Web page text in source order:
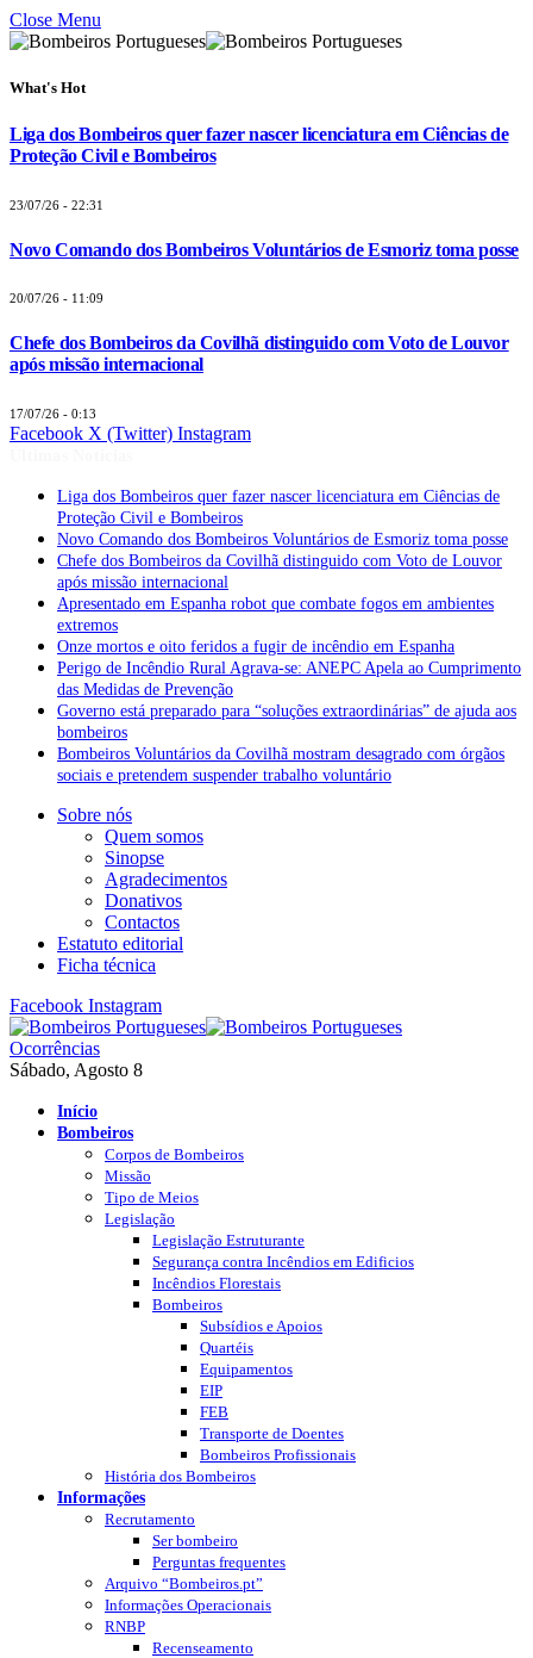
Close Menu
What's Hot
Liga dos Bombeiros quer fazer nascer licenciatura em Ciências de
Proteção Civil e Bombeiros
23/07/26 - 22:31
Novo Comando dos Bombeiros Voluntários de Esmoriz toma posse
20/07/26 - 11:09
Chefe dos Bombeiros da Covilhã distinguido com Voto de Louvor
após missão internacional
17/07/26 - 0:13
Facebook X (Twitter) Instagram
Liga dos Bombeiros quer fazer nascer licenciatura em Ciências de
Proteção Civil e Bombeiros
Novo Comando dos Bombeiros Voluntários de Esmoriz toma posse
Chefe dos Bombeiros da Covilhã distinguido com Voto de Louvor
após missão internacional
Apresentado em Espanha robot que combate fogos em ambientes
extremos
Onze mortos e oito feridos a fugir de incêndio em Espanha
Perigo de Incêndio Rural Agrava-se: ANEPC Apela ao Cumprimento
das Medidas de Prevenção
Governo está preparado para “soluções extraordinárias” de ajuda aos
bombeiros
Bombeiros Voluntários da Covilhã mostram desagrado com órgãos
sociais e pretendem suspender trabalho voluntário
Sobre nós
Quem somos
Sinopse
Agradecimentos
Donativos
Contactos
Estatuto editorial
Ficha técnica
Facebook Instagram
Ocorrências
Sábado, Agosto 8
Início
Bombeiros
Corpos de Bombeiros
Missão
Tipo de Meios
Legislação
Legislação Estruturante
Segurança contra Incêndios em Edificios
Incêndios Florestais
Bombeiros
Subsídios e Apoios
Quartéis
Equipamentos
EIP
FEB
Transporte de Doentes
Bombeiros Profissionais
História dos Bombeiros
Informações
Recrutamento
Ser bombeiro
Perguntas frequentes
Arquivo “Bombeiros.pt”
Informações Operacionais
RNBP
Recenseamento